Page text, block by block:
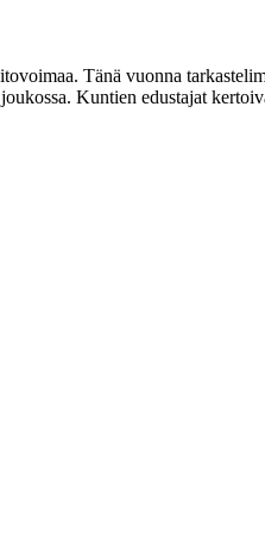
Tänä vuonna
Kuntien edustajat